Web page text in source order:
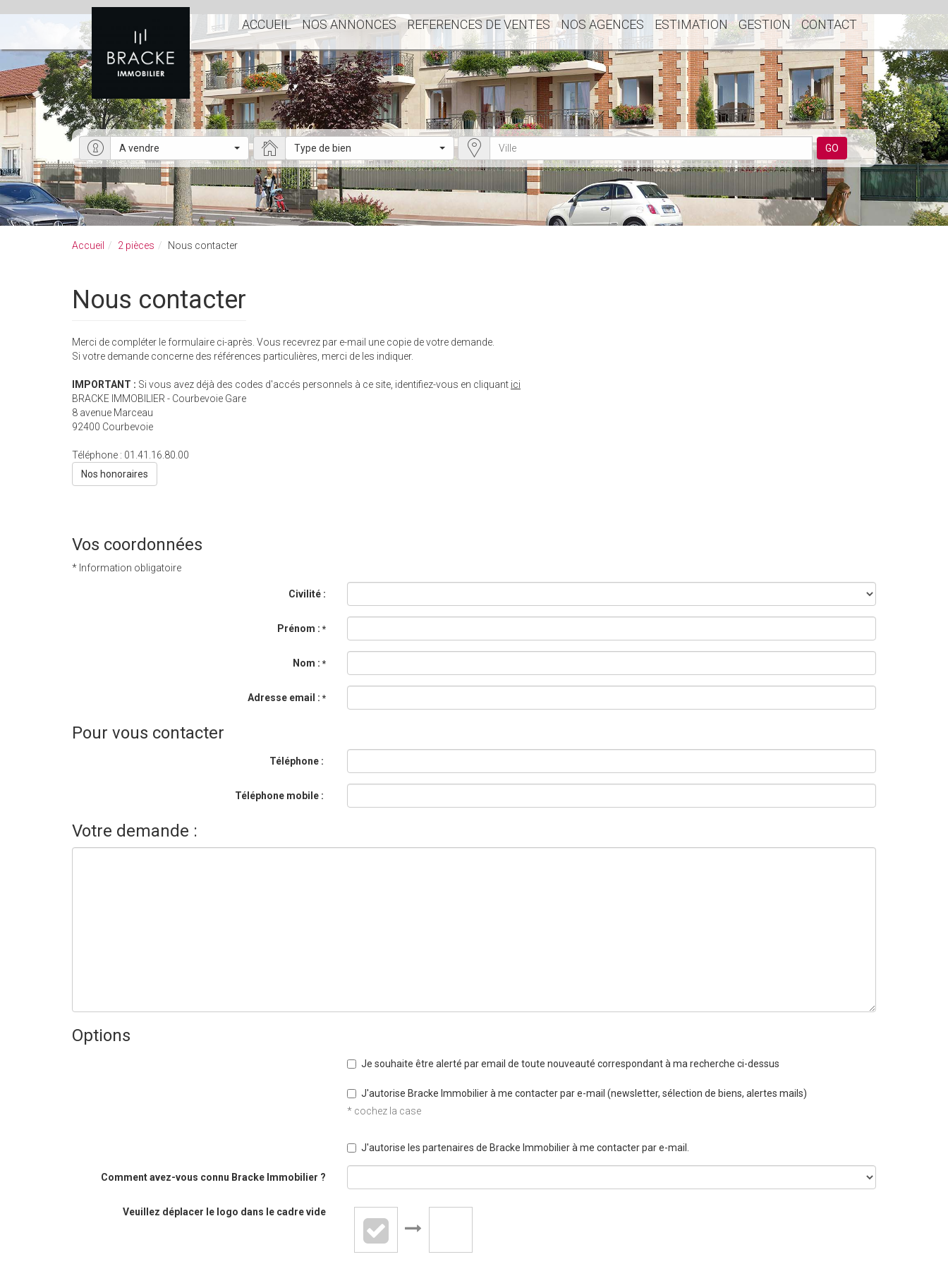
ACCUEIL NOS ANNONCES REFERENCES DE VENTES NOS AGENCES ESTIMATION GESTION CONTACT
A vendre Type de bien GO
Accueil 2 pièces Nous contacter
Nous contacter
Merci de compléter le formulaire ci-après. Vous recevrez par e-mail une copie de votre demande.
Si votre demande concerne des références particulières, merci de les indiquer.
IMPORTANT : Si vous avez déjà des codes d'accés personnels à ce site, identifiez-vous en cliquant ici
BRACKE IMMOBILIER - Courbevoie Gare
8 avenue Marceau
92400 Courbevoie
Téléphone : 01.41.16.80.00
Nos honoraires
Vos coordonnées
* Information obligatoire
Civilité :
Prénom : *
Nom : *
Adresse email : *
Pour vous contacter
Téléphone :
Téléphone mobile :
Votre demande :
Options
Je souhaite être alerté par email de toute nouveauté correspondant à ma recherche ci-dessus
J'autorise Bracke Immobilier à me contacter par e-mail (newsletter, sélection de biens, alertes mails)
* cochez la case
J'autorise les partenaires de Bracke Immobilier à me contacter par e-mail.
Comment avez-vous connu Bracke Immobilier ?
Veuillez déplacer le logo dans le cadre vide